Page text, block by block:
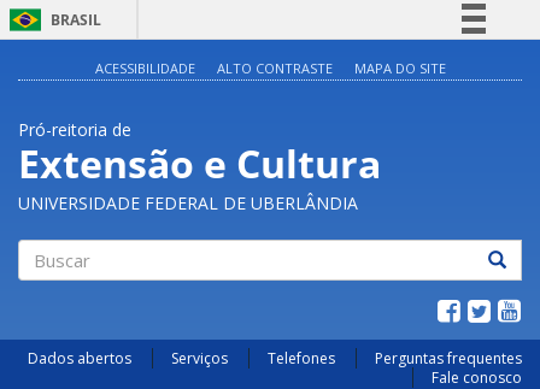
BRASIL
Acesso à informação
Legislação
Canais
ACESSIBILIDADE ALTO CONTRASTE MAPA DO SITE
Pró-reitoria de
Extensão e Cultura
UNIVERSIDADE FEDERAL DE UBERLÂNDIA
Dados abertos Serviços Telefones
Perguntas frequentes
Fale conosco